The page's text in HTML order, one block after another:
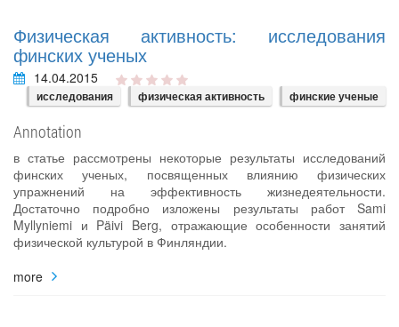
Физическая активность: исследования
финских ученых
14.04.2015
исследования физическая активность финские ученые
Annotation
в статье рассмотрены некоторые результаты исследований
финских ученых, посвященных влиянию физических
упражнений на эффективность жизнедеятельности.
Достаточно подробно изложены результаты работ Sami
Myllyniemi и Päivi Berg, отражающие особенности занятий
физической культурой в Финляндии.
more